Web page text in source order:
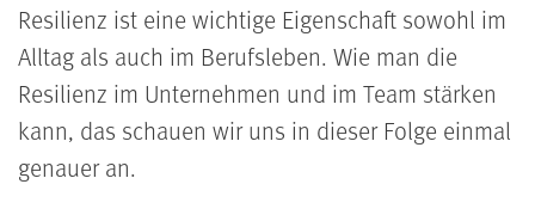
Resilienz ist eine wichtige Eigenschaft sowohl im
Alltag als auch im Berufsleben. Wie man die
Resilienz im Unternehmen und im Team stärken
kann, das schauen wir uns in dieser Folge einmal
genauer an.